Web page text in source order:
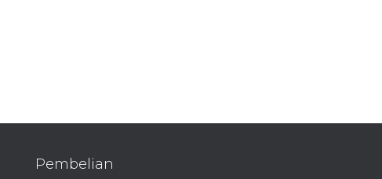
Pembelian